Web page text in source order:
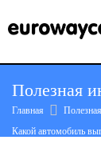
content
Полезная
Главная
Какой автомобиль